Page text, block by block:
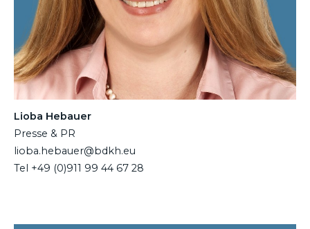
Lioba Hebauer
Presse & PR
lioba.hebauer@bdkh.eu
Tel +49 (0)911 99 44 67 28